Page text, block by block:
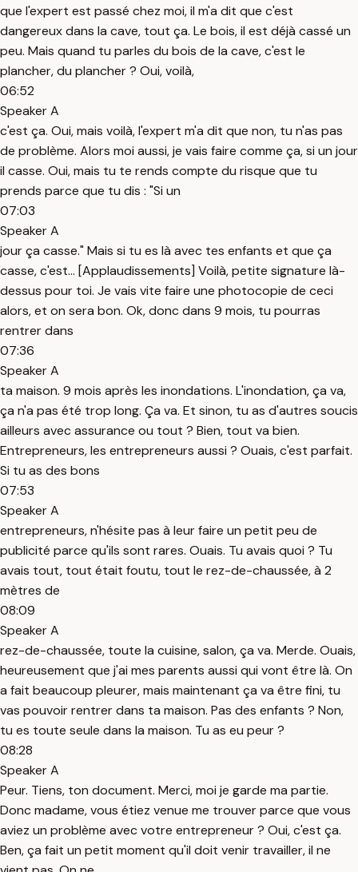
que l'expert est passé chez moi, il m'a dit que c'est
dangereux dans la cave, tout ça. Le bois, il est déjà cassé un
peu. Mais quand tu parles du bois de la cave, c'est le
plancher, du plancher ? Oui, voilà,
06:52
Speaker A
c'est ça. Oui, mais voilà, l'expert m'a dit que non, tu n'as pas
de problème. Alors moi aussi, je vais faire comme ça, si un jour
il casse. Oui, mais tu te rends compte du risque que tu
prends parce que tu dis : "Si un
07:03
Speaker A
jour ça casse." Mais si tu es là avec tes enfants et que ça
casse, c'est... [Applaudissements] Voilà, petite signature là-
dessus pour toi. Je vais vite faire une photocopie de ceci
alors, et on sera bon. Ok, donc dans 9 mois, tu pourras
rentrer dans
07:36
Speaker A
ta maison. 9 mois après les inondations. L'inondation, ça va,
ça n'a pas été trop long. Ça va. Et sinon, tu as d'autres soucis
ailleurs avec assurance ou tout ? Bien, tout va bien.
Entrepreneurs, les entrepreneurs aussi ? Ouais, c'est parfait.
Si tu as des bons
07:53
Speaker A
entrepreneurs, n'hésite pas à leur faire un petit peu de
publicité parce qu'ils sont rares. Ouais. Tu avais quoi ? Tu
avais tout, tout était foutu, tout le rez-de-chaussée, à 2
mètres de
08:09
Speaker A
rez-de-chaussée, toute la cuisine, salon, ça va. Merde. Ouais,
heureusement que j'ai mes parents aussi qui vont être là. On
a fait beaucoup pleurer, mais maintenant ça va être fini, tu
vas pouvoir rentrer dans ta maison. Pas des enfants ? Non,
tu es toute seule dans la maison. Tu as eu peur ?
08:28
Speaker A
Peur. Tiens, ton document. Merci, moi je garde ma partie.
Donc madame, vous étiez venue me trouver parce que vous
aviez un problème avec votre entrepreneur ? Oui, c'est ça.
Ben, ça fait un petit moment qu'il doit venir travailler, il ne